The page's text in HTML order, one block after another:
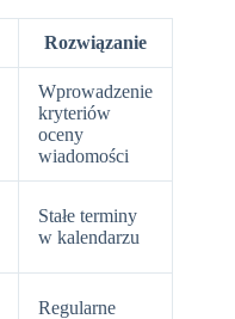
Rozwiązanie
Wprowadzenie
kryteriów
oceny
wiadomości
Stałe terminy
w kalendarzu
Regularne